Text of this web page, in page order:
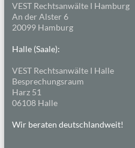
VEST Rechtsanwälte I Hamburg
An der Alster 6
20099 Hamburg
Halle (Saale):
VEST Rechtsanwälte I Halle
Besprechungsraum
Harz 51
06108 Halle
Wir beraten deutschlandweit!